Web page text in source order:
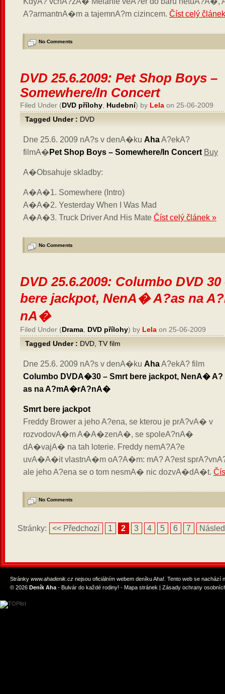
A?armantnA�m a tajemnA?m cizincem. Číst celý
No Comments
DVD 25.6.2009: Pet Shop Boys –
Somewhere/In Concert
Filed Under (DVD přílohy Hudební) by Lela on 25-06-2009
Tagged Under : DVD
Dne 25.6. 2009 nA?s v denA�ku AhaA?ekA?
filmA� Pet Shop Boys – Somewhere/In Concert Buy
A�Obsahuje skladby:
A�A�1. Somewhere (Intro)
A�A�2. Yesterday When I Was Mad
A�A�3. Truck Driver And His Mate Číst celý článek »
No Comments
DVD 25.6.2009: Columbo DVD
bere jackpot, NenA� A?as na
nA�
Filed Under (Drama DVD přílohy) by Lela on 25-06-2009
Tagged Under : DVD TV film
Dne 25.6. 2009 nA?s v denA�ku AhaA?ekA? film
Columbo DVDA�30 – Smrt bere jackpot, NenA� A?
as na A?mA�rA?nA�
Smrt bere jackpot
Freddy Brower a jeho A?ena, se kterou je prA?vA� v
rozvodovA�m A�A�zenA�, se spoleA?nA�
dA�vajA� na tah loterie. Freddy nemA?A?e
uvA�A�it vlastnA�m oA?A�m: mA? A?est
ale jeho A?ena se o tom nesmA� nic dozvA�dA�t.
No Comments
Stránky: << Předchozí 1 2 3 4 5 6 7
Stránky www.ahadenik.cz nejsou oficiálním webem deníku Aha!. Tento web se nachází
© 2026 Deník Aha - Bulvár do každé rodiny! - Mapa stránek Zásady ochrany